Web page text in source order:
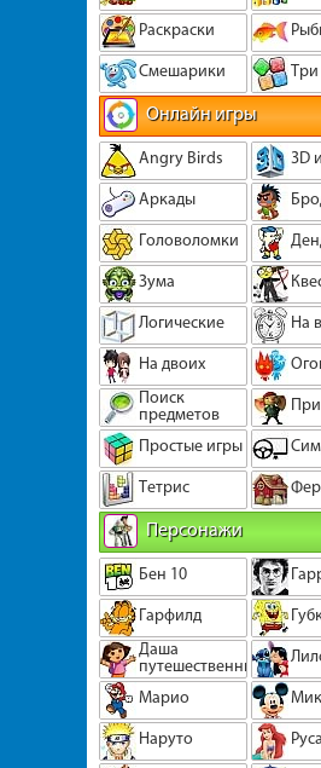
Раскраски
Смешарики
Три
Онлайн игры
Angry Birds
3D
Аркады
Головоломки
Зума
Логические
На
На двоих
Поиск
предметов
Простые игры
Тетрис
Персонажи
Бен 10
Гарфилд
Даша
путешественница
Марио
Наруто